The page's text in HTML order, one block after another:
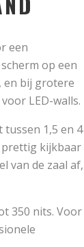
een
op een
en bij grotere
LED-walls.
1,5 en 4
prettig kijkbaar
van de zaal af,
350 nits. Voor